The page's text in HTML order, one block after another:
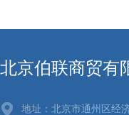
北京伯联商贸有
地址：北京市通州区经